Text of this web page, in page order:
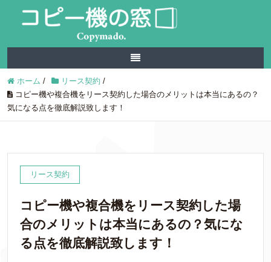
ホーム / リース契約 /
コピー機や複合機をリース契約した場合のメリットは本当にあるの？
気になる点を徹底解説致します！
リース契約
コピー機や複合機をリース契約した場
合のメリットは本当にあるの？気にな
る点を徹底解説致します！